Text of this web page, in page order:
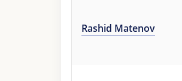
Rashid Matenov